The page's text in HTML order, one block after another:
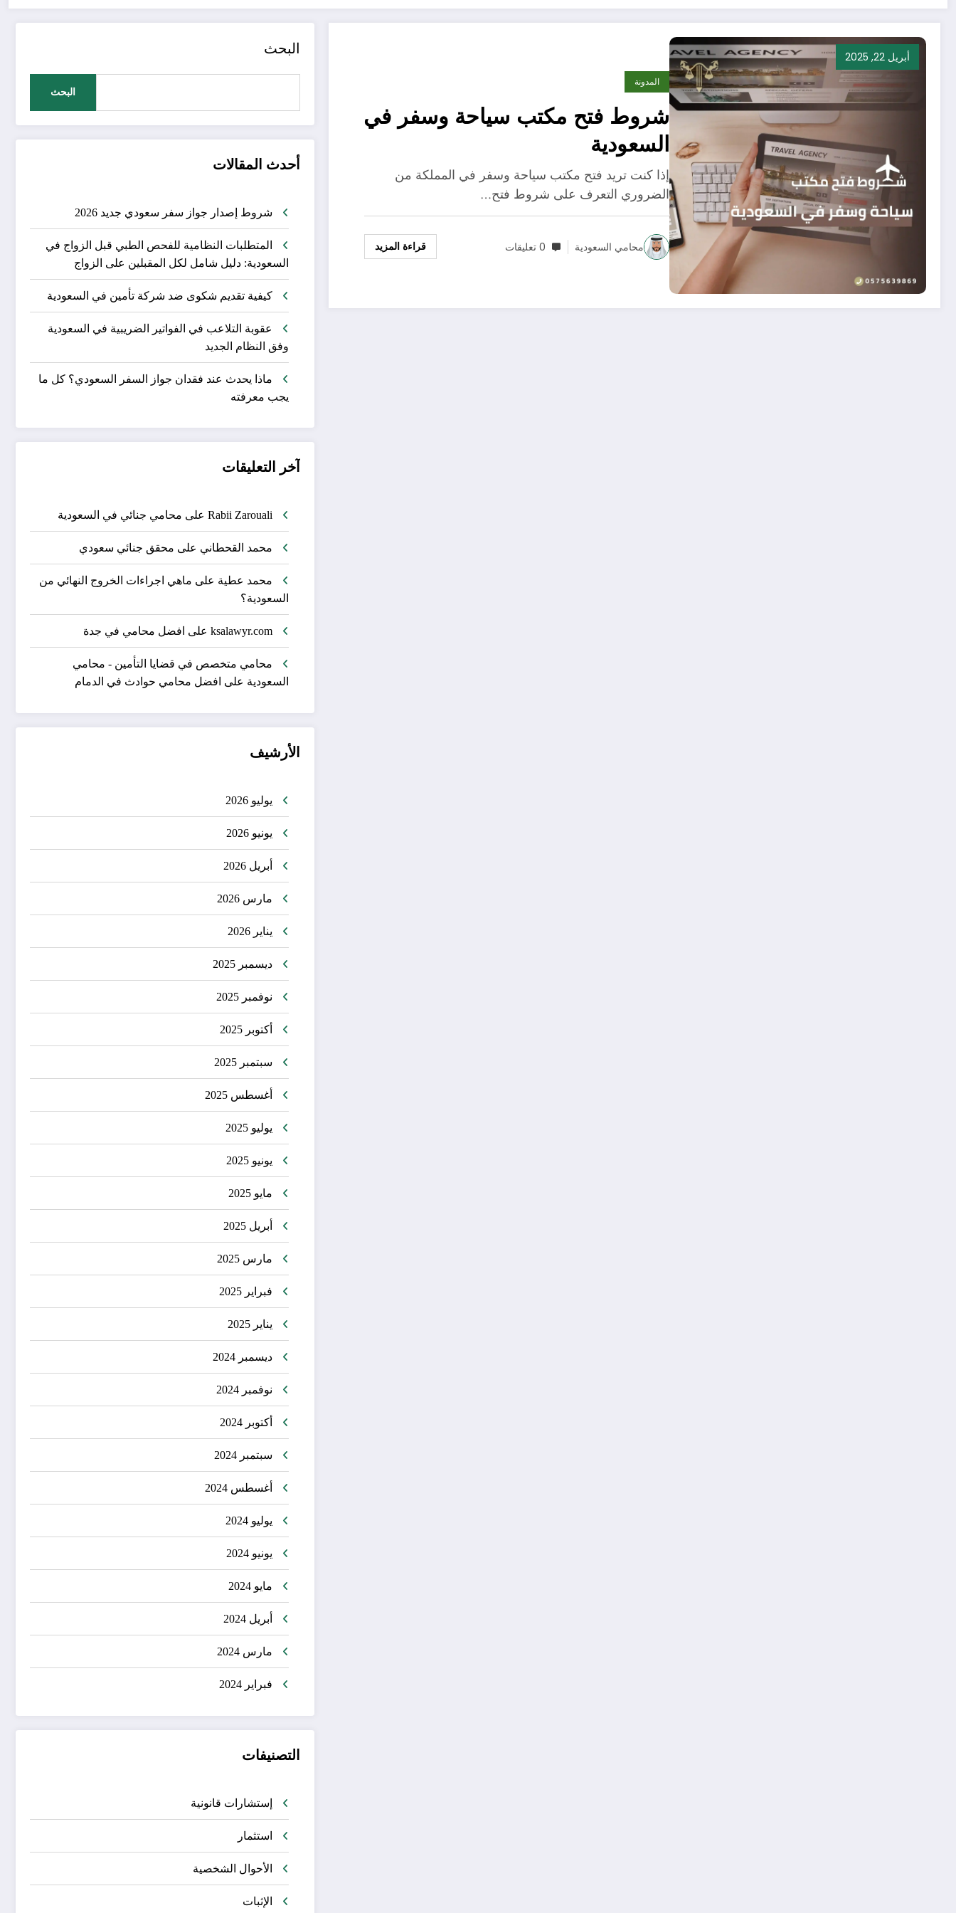
أبريل 22, 2025
المدونة
شروط فتح مكتب سياحة وسفر في
السعودية
إذا كنت تريد فتح مكتب سياحة وسفر في المملكة من
الضروري التعرف على شروط فتح…
محامي السعودية 0 تعليقات قراءة المزيد
البحث
البحث
أحدث المقالات
شروط إصدار جواز سفر سعودي جديد 2026
المتطلبات النظامية للفحص الطبي قبل الزواج في
السعودية: دليل شامل لكل المقبلين على الزواج
كيفية تقديم شكوى ضد شركة تأمين في السعودية
عقوبة التلاعب في الفواتير الضريبية في السعودية
وفق النظام الجديد
ماذا يحدث عند فقدان جواز السفر السعودي؟ كل ما
يجب معرفته
آخر التعليقات
Rabii Zarouali على محامي جنائي في السعودية
محمد القحطاني على محقق جنائي سعودي
محمد عطية على ماهي اجراءات الخروج النهائي من
السعودية؟
ksalawyr.com على افضل محامي في جدة
محامي متخصص في قضايا التأمين - محامي
السعودية على افضل محامي حوادث في الدمام
الأرشيف
يوليو 2026
يونيو 2026
أبريل 2026
مارس 2026
يناير 2026
ديسمبر 2025
نوفمبر 2025
أكتوبر 2025
سبتمبر 2025
أغسطس 2025
يوليو 2025
يونيو 2025
مايو 2025
أبريل 2025
مارس 2025
فبراير 2025
يناير 2025
ديسمبر 2024
نوفمبر 2024
أكتوبر 2024
سبتمبر 2024
أغسطس 2024
يوليو 2024
يونيو 2024
مايو 2024
أبريل 2024
مارس 2024
فبراير 2024
التصنيفات
إستشارات قانونية
استثمار
الأحوال الشخصية
الإثبات